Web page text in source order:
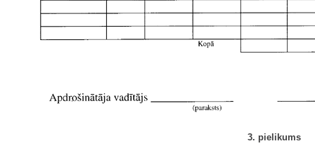
3. pielikums